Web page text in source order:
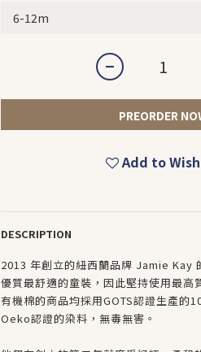
PREORDER
Add to
DESCRIPTION
2013 年創立的紐西蘭品牌 Jamie Kay
優質最舒適的童裝，因此堅持使用最高
有機棉的商品均採用GOTS認證生產的
Oeko認證的染料，無毒無害。